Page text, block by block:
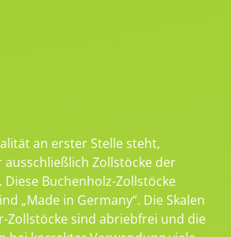
an erster Stelle steht,
ausschließlich Zollstöcke der
Diese Buchenholz-Zollstöcke
„Made in Germany“. Die Skalen
Zollstöcke sind abriebfrei und die